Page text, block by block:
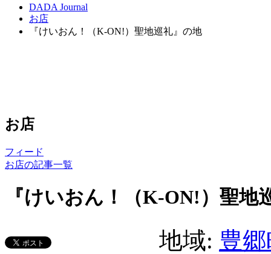
DADA Journal
お店
『けいおん！（K-ON!）聖地巡礼』の地
お店
フィード
お店の記事一覧
『けいおん！（K-ON!）聖地
地域: 豊